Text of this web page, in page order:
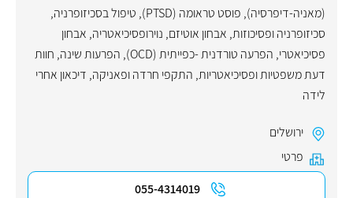
(מאניה-דיפרסיה), פוסט טראומה (PTSD) , טיפול בסכיזופרניה,
סכיזופרניה ופסיכוזות, אבחון אוטיזם, נוירופסיכיאטריה, אבחון
פסיכיאטרי, הפרעה טורדנית -כפייתית (OCD) , הפרעות שינה, חוות
דעת משפטיות ופסיכיאטריות, התקפי חרדה ופאניקה, דיכאון אחרי
לידה
ירושלים
פרטי
055-4314019